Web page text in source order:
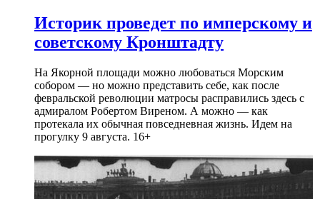
Историк проведет по имперскому и
советскому Кронштадту
На Якорной площади можно любоваться Морским
собором — но можно представить себе, как после
февральской революции матросы расправились здесь с
адмиралом Робертом Виреном. А можно — как
протекала их обычная повседневная жизнь. Идем на
прогулку 9 августа. 16+